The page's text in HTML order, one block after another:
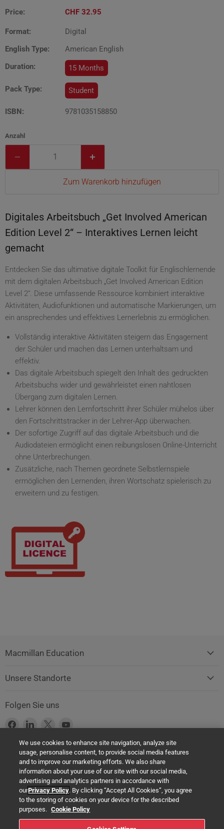
Price:
CHF 32.95
Format:
Digital
English Type:
American English
Duration:
15 Months
Pack Type: Student
ISBN: 9781035158850
Anzahl
Zum Warenkorb hinzufügen
Digitales Arbeitsbuch „Get Involved American
Edition Level 2“ – Interaktives Lernen leicht
gemacht
Entdecken Sie das ultimative digitale Toolkit für Englischlernende
mit dem digitalen Arbeitsbuch „Get Involved American Edition
Level 2“. Diese umfassende Ressource kombiniert interaktive
Aktivitäten, Audiofunktionen und automatische Markierungen, um
ein ansprechendes und effektives Lernerlebnis zu ermöglichen.
Vollständig interaktive Aktivitäten steigern das Engagement
der Schüler und machen das Lernen unterhaltsam und
effektiv.
Das digitale Arbeitsbuch spiegelt den Inhalt des gedruckten
Arbeitsbuchs wider und gewährleistet einen nahtlosen
Übergang zum digitalen Lernen.
Lehrer können den Lernfortschritt ihrer Schüler mühelos über
den Fortschrittstracker in der Lehrer-App überwachen.
Der sofortige Zugriff auf das digitale Arbeitsbuch und die
Audiodateien ermöglicht einen reibungslosen Online-Unterricht
ohne Unterbrechungen.
Zusätzliche, nach Themen geordnete Selbstlernspiele
ermöglichen den Lernenden, ihren Wortschatz spielerisch zu
erweitern und zu festigen.
Macmillan Education
Unsere Standorte
Folgen Sie uns
Finden
uns
auf
Facebook
Finden
uns
auf
LinkedIn
Finden
uns
auf
X
uns
auf
YouTube
Product Safety Notice (GPSR Compliance)
Products offered on this website are all manufactured by a Springer
Nature Group entity. The authorised (EU) representative in any case is
Springer Nature Customer Service Center GmbH Europaplatz 3,
69115 Heidelberg, Germany. If you have any concerns regarding the
safety of any product under the General Product Safety Regulation
We use cookies to enhance site navigation, analyze site
usage, personalise content, to provide social media features
and to improve our marketing efforts. We also share
information about your use of our site with our social media,
advertising and analytics partners in accordance with
ourPrivacy Policy. By clicking “Accept All Cookies”, you agree
to the storing of cookies on your device for the described
purposes. Cookie Policy